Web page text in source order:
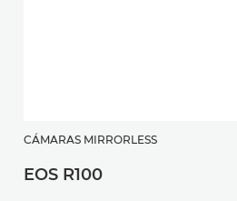
CÁMARAS MIRRORLESS
EOS R100